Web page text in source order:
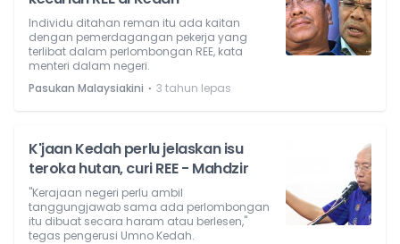
Individu ditahan reman itu ada kaitan
dengan pemerdagangan pekerja yang
terlibat dalam perlombongan REE, kata
menteri dalam negeri.
Pasukan Malaysiakini ⋅ 3 tahun lepas
K'jaan Kedah perlu jelaskan isu
teroka hutan, curi REE - Mahdzir
"Kerajaan negeri perlu ambil
tanggungjawab sama ada perlombongan
itu dibuat secara haram atau berlesen,"
tegas pengerusi Umno Kedah.